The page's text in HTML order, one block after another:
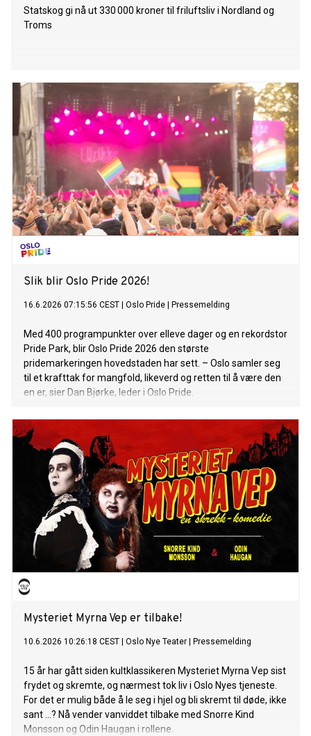
Statskog gi nå ut 330 000 kroner til friluftsliv i Nordland og
Troms
Slik blir Oslo Pride 2026!
16.6.2026 07:15:56 CEST Oslo Pride Pressemelding
Med 400 programpunkter over elleve dager og en rekordstor
Pride Park, blir Oslo Pride 2026 den største
pridemarkeringen hovedstaden har sett. – Oslo samler seg
til et krafttak for mangfold, likeverd og retten til å være den
en er, sier Dan Bjørke, leder i Oslo Pride.
Mysteriet Myrna Vep er tilbake!
10.6.2026 10:26:18 CEST Oslo Nye Teater Pressemelding
15 år har gått siden kultklassikeren Mysteriet Myrna Vep sist
frydet og skremte, og nærmest tok liv i Oslo Nyes tjeneste.
For det er mulig både å le seg i hjel og bli skremt til døde, ikke
sant ...? Nå vender vanviddet tilbake med Snorre Kind
Monsson og Odin Haugan i rollene.